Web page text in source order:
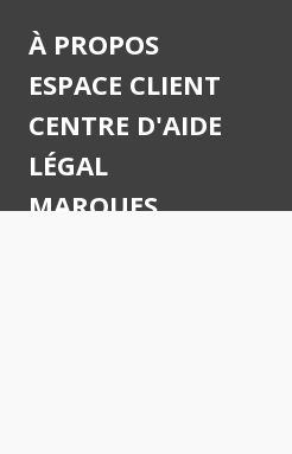
À PROPOS
ESPACE CLIENT
CENTRE D'AIDE
LÉGAL
MARQUES